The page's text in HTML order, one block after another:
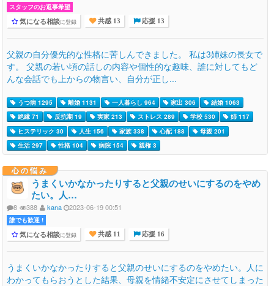
スタッフのお返事希望
気になる相談に登録 共感 13 応援 13
父親の自分優先的な性格に苦しんできました。 私は3姉妹の長女で
す。 父親の若い頃の話しの内容や個性的な趣味、誰に対してもど
んな会話でも上からの物言い、自分が正し...
うつ病 1295 離婚 1131 一人暮らし 964 家出 306
結婚 1063
絶縁 71
反抗期 19 実家 213 ストレス 289 学校 530
姉 117
ヒステリック 30
人生 156 家族 338 心配 188
母親 201
生活 297
性格 104 病院 154 親権 3
心の悩み
うまくいかなかったりすると父親のせいにするのをやめ
たい。人…
8 388 kana 2023-06-19 00:51
誰でも歓迎 !
気になる相談に登録 共感 11 応援 16
うまくいかなかったりすると父親のせいにするのをやめたい。人に
わかってもらおうとした結果、母親を情緒不安定にさせてしまった